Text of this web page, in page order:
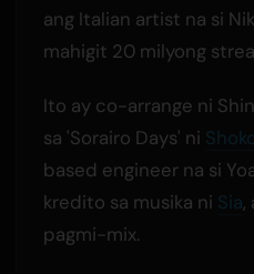
ang Italian artist na si
mahigit 20 milyong
Ito ay co-arrange ni
sa 'Sorairo Days' ni
based engineer na si
kredito sa musika ni Sia,
pagmi-mix.